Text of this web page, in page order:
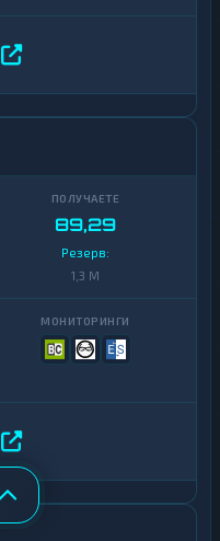
89,29
Резерв:
1,3 M